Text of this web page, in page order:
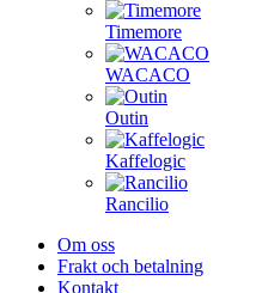
Timemore
WACACO
Outin
Kaffelogic
Rancilio
Om oss
Frakt och betalning
Kontakt